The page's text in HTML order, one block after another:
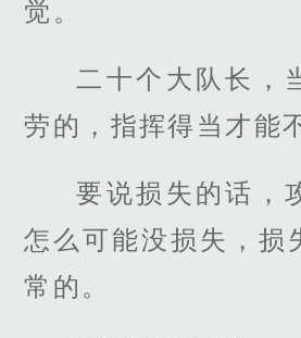
觉。
二十个大队长，
劳的，指挥得当才能
要说损失的话，
怎么可能没损失，损
常的。